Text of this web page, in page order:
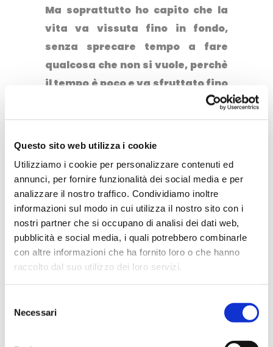
Questo sito web utilizza i cookie
Utilizziamo i cookie per personalizzare contenuti ed
annunci, per fornire funzionalità dei social media e per
analizzare il nostro traffico. Condividiamo inoltre
informazioni sul modo in cui utilizza il nostro sito con i
nostri partner che si occupano di analisi dei dati web,
pubblicità e social media, i quali potrebbero combinarle
con altre informazioni che ha fornito loro o che hanno
raccolto dal suo utilizzo dei loro servizi.
delNecessari
Ma soprattuttoho capito che la
vita va vissuta fino in fondo,
senza sprecare tempo a fare
qualcosa che non si vuole, perchè
il tempo è poco e va sfruttato fino
all’ultima goccia. Ho due grandi
passioni: i viaggi e il cibo, così,
tradizioni culinarie e ho anche
deciso di compiere una scelta
importante. Il mio desiderio è
quello di compiere un viaggio
intorno al mondo, provando lavori
che magari ancora non conosco,
imparando lingue nuove,
conoscendo persone che
sicuramente avranno qualcosa
da insegnarmi, assaggiando